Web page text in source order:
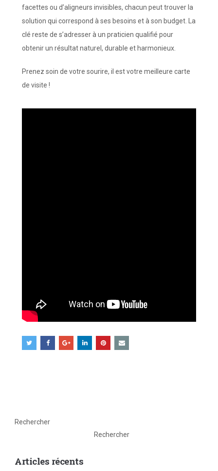
facettes ou d’aligneurs invisibles, chacun peut trouver la
solution qui correspond à ses besoins et à son budget. La
clé reste de s’adresser à un praticien qualifié pour
obtenir un résultat naturel, durable et harmonieux.
Prenez soin de votre sourire, il est votre meilleure carte
de visite !
Rechercher
Rechercher
Articles récents